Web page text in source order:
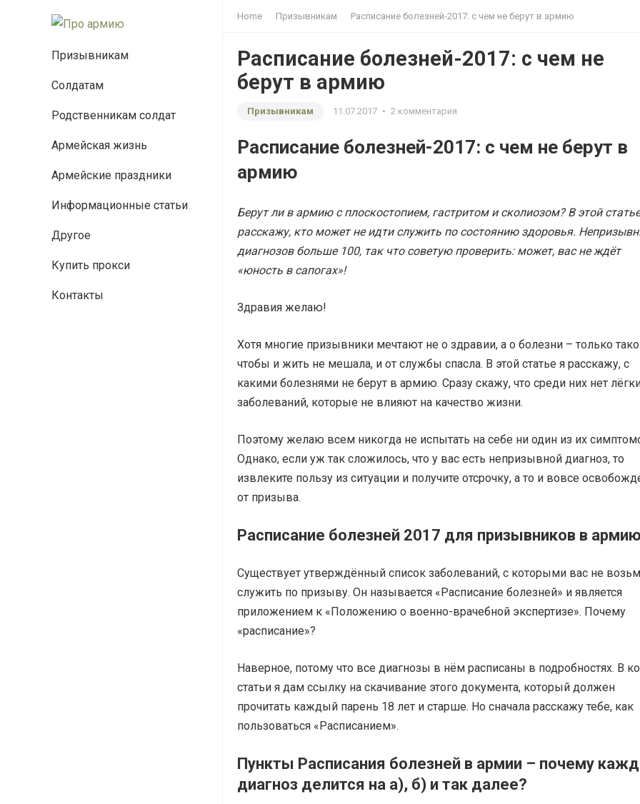
Призывникам
Солдатам
Родственникам солдат
Армейская жизнь
Армейские праздники
Информационные статьи
Другое
Купить прокси
Контакты
Home Призывникам Расписание болезней-2017: с чем не берут в армию
Расписание болезней-2017: с чем не
берут в армию
Призывникам 11.07.2017 • 2 комментария
Расписание болезней-2017: с чем не берут в
армию
Берут ли в армию с плоскостопием, гастритом и сколиозом? В этой
расскажу, кто может не идти служить по состоянию здоровья.
диагнозов больше 100, так что советую проверить: может, вас не ждёт
«юность в сапогах»!
Здравия желаю!
Хотя многие призывники мечтают не о здравии, а о болезни – только
чтобы и жить не мешала, и от службы спасла. В этой статье я расскажу, с
какими болезнями не берут в армию. Сразу скажу, что среди них нет
заболеваний, которые не влияют на качество жизни.
Поэтому желаю всем никогда не испытать на себе ни один из их
Однако, если уж так сложилось, что у вас есть непризывной диагноз, то
извлеките пользу из ситуации и получите отсрочку, а то и вовсе
от призыва.
Расписание болезней 2017 для призывников в
Существует утверждённый список заболеваний, с которыми вас не
служить по призыву. Он называется «Расписание болезней» и является
приложением к «Положению о военно-врачебной экспертизе». Почему
«расписание»?
Наверное, потому что все диагнозы в нём расписаны в подробностях. В
статьи я дам ссылку на скачивание этого документа, который должен
прочитать каждый парень 18 лет и старше. Но сначала расскажу тебе, как
пользоваться «Расписанием».
Пункты Расписания болезней в армии – почему
диагноз делится на а), б) и так далее?